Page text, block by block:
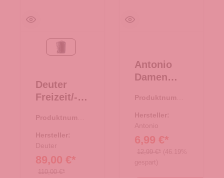
Deuter
Freizeit/-
sack
Gigant
Black
Produktnumme
Hersteller:
Deuter
89,00 €*
110,00 €*
Antonio
Damen
Tasche M -
beige
Produktnumme
Hersteller:
Antonio
6,99 €*
12,99 €* (46.19%
gespart)